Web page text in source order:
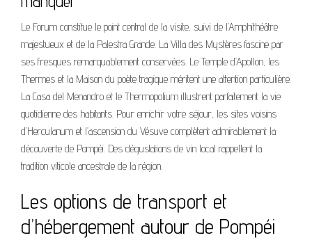
Le Forum constitue le point central de la visite, suivi de l’Amphithéâtre
majestueux et de la Palestra Grande. La Villa des Mystères fascine par
ses fresques remarquablement conservées. Le Temple d’Apollon, les
Thermes et la Maison du poète tragique méritent une attention particulière.
La Casa del Menandro et le Thermopolium illustrent parfaitement la vie
quotidienne des habitants. Pour enrichir votre séjour, les sites voisins
d’Herculanum et l’ascension du Vésuve complètent admirablement la
découverte de Pompéi. Des dégustations de vin local rappellent la
tradition viticole ancestrale de la région.
Les options de transport et
d’hébergement autour de Pompéi